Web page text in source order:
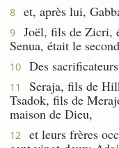
8 et, après lui,
9
Joël, fils de Zicri,
Senua, était le
10 Des
11
Seraja, fils de
Tsadok, fils de
maison de Dieu,
12
et leurs frères